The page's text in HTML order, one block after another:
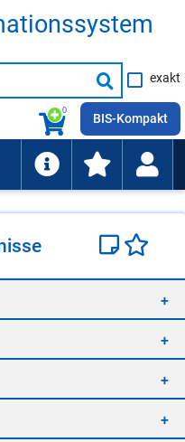
Suche
starten
exakt
0
BIS-Kompakt